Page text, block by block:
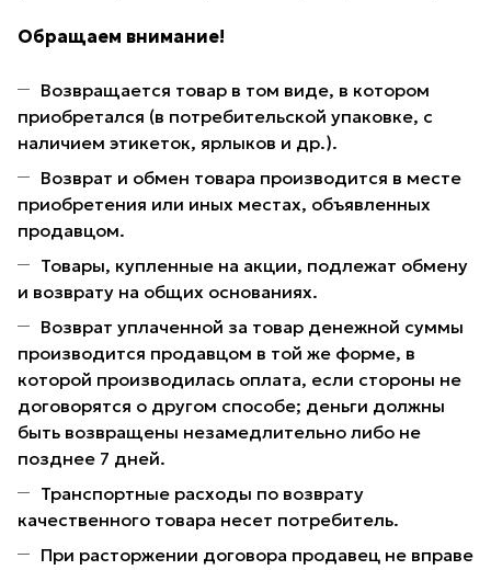
Обращаем внимание!
Возвращается товар в том виде, в котором
приобретался (в потребительской упаковке, с
наличием этикеток, ярлыков и др.).
Возврат и обмен товара производится в месте
приобретения или иных местах, объявленных
продавцом.
Товары, купленные на акции, подлежат обмену
и возврату на общих основаниях.
Возврат уплаченной за товар денежной суммы
производится продавцом в той же форме, в
которой производилась оплата, если стороны не
договорятся о другом способе; деньги должны
быть возвращены незамедлительно либо не
позднее 7 дней.
Транспортные расходы по возврату
качественного товара несет потребитель.
При расторжении договора продавец не вправе